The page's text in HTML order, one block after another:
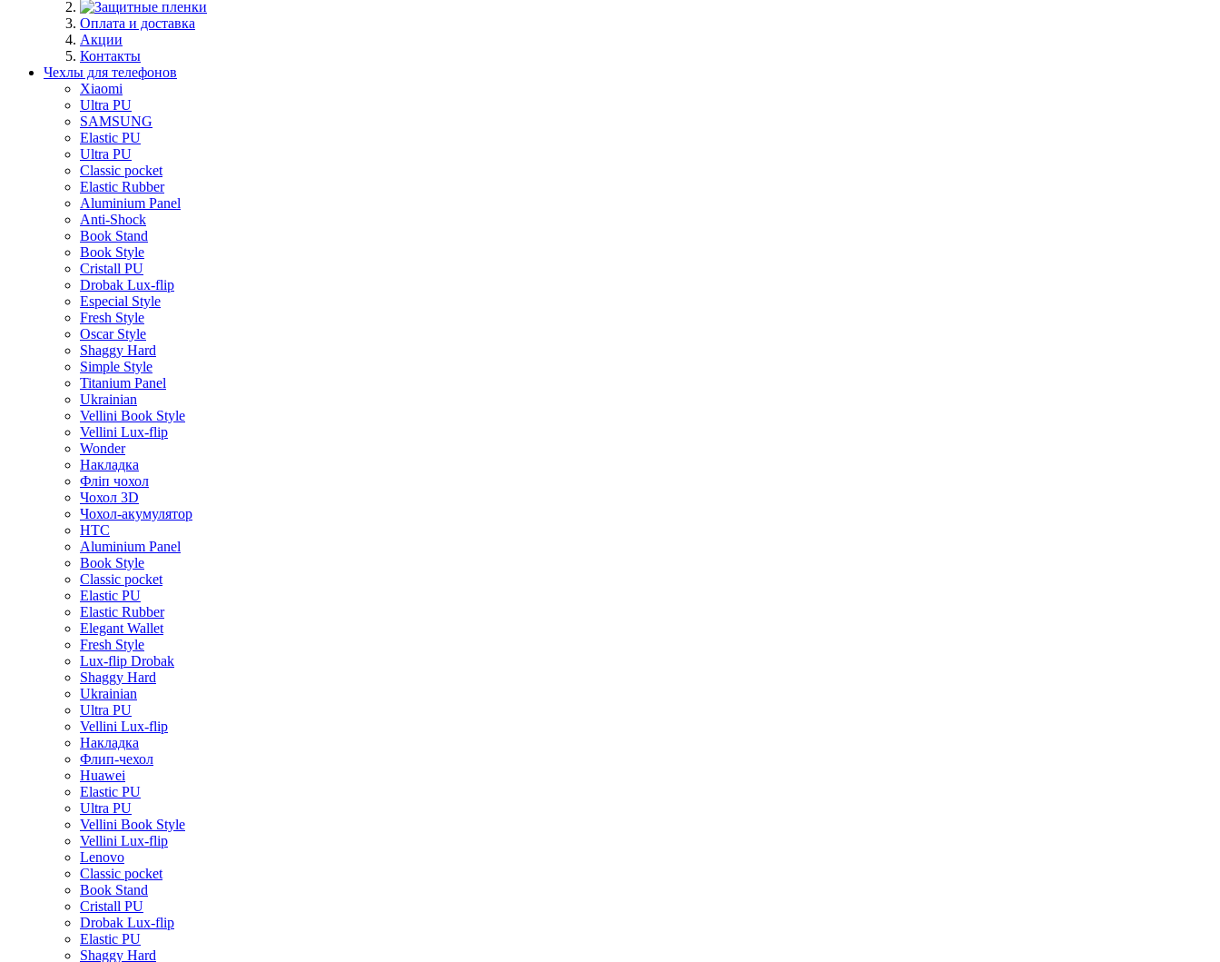
Оплата и доставка
Акции
Контакты
Чехлы для телефонов
Xiaomi
Ultra PU
SAMSUNG
Elastic PU
Ultra PU
Classic pocket
Elastic Rubber
Aluminium Panel
Anti-Shock
Book Stand
Book Style
Cristall PU
Drobak Lux-flip
Especial Style
Fresh Style
Oscar Style
Shaggy Hard
Simple Style
Titanium Panel
Ukrainian
Vellini Book Style
Vellini Lux-flip
Wonder
Накладка
Фліп чохол
Чохол 3D
Чохол-акумулятор
HTC
Aluminium Panel
Book Style
Classic pocket
Elastic PU
Elastic Rubber
Elegant Wallet
Fresh Style
Lux-flip Drobak
Shaggy Hard
Ukrainian
Ultra PU
Vellini Lux-flip
Накладка
Флип-чехол
Huawei
Elastic PU
Ultra PU
Vellini Book Style
Vellini Lux-flip
Lenovo
Classic pocket
Book Stand
Cristall PU
Drobak Lux-flip
Elastic PU
Shaggy Hard